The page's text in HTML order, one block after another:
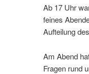
Ab 17 Uhr
feines
Aufteilung
Am Abend
Fragen rund